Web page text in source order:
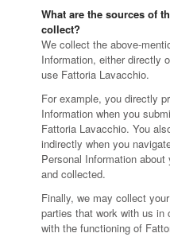
What are the sources of
collect?
We collect the above-
Information, either directly
use Fattoria Lavacchio.
For example, you directly
Information when you
Fattoria Lavacchio. You
indirectly when you
Personal Information
and collected.
Finally, we may collect
parties that work with us in
with the functioning of